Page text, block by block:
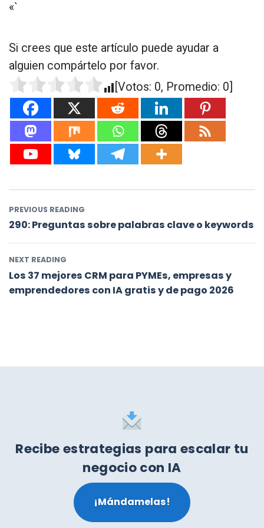
«`
Si crees que este artículo puede ayudar a
alguien compártelo por favor.
[Votos: 0, Promedio: 0
PREVIOUS READING
290: Preguntas sobre palabras clave o keywords
NEXT READING
Los 37 mejores CRM para PYMEs, empresas y
emprendedores con IA gratis y de pago 2026
Recibe estrategias para escalar tu
negocio con IA
¡Mándamelas!